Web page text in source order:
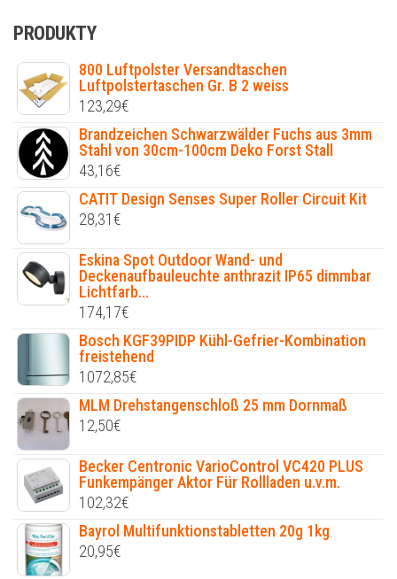
PRODUKTY
800 Luftpolster Versandtaschen
Luftpolstertaschen Gr. B 2 weiss
123,29€
Brandzeichen Schwarzwälder Fuchs aus 3mm
Stahl von 30cm-100cm Deko Forst Stall
43,16€
CATIT Design Senses Super Roller Circuit Kit
28,31€
Eskina Spot Outdoor Wand- und
Deckenaufbauleuchte anthrazit IP65 dimmbar
Lichtfarb...
174,17€
Bosch KGF39PIDP Kühl-Gefrier-Kombination
freistehend
1072,85€
MLM Drehstangenschloß 25 mm Dornmaß
12,50€
Becker Centronic VarioControl VC420 PLUS
Funkempänger Aktor Für Rollladen u.v.m.
102,32€
Bayrol Multifunktionstabletten 20g 1kg
20,95€